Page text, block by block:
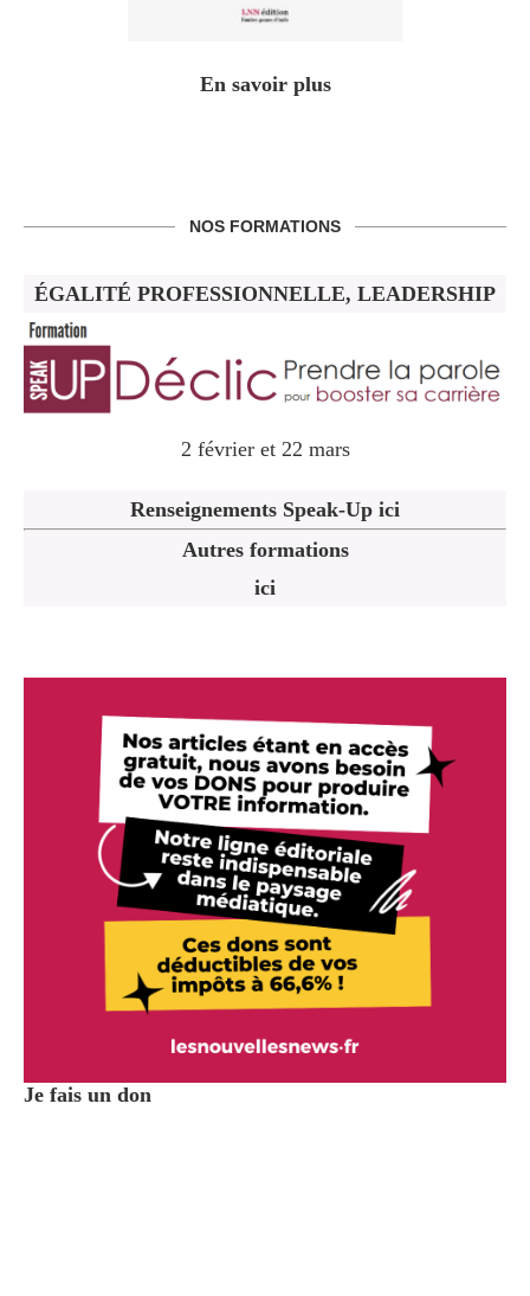
En savoir plus
NOS FORMATIONS
ÉGALITÉ PROFESSIONNELLE, LEADERSHIP
2 février et 22 mars
Renseignements Speak-Up ici
Autres formations
ici
Je fais un don